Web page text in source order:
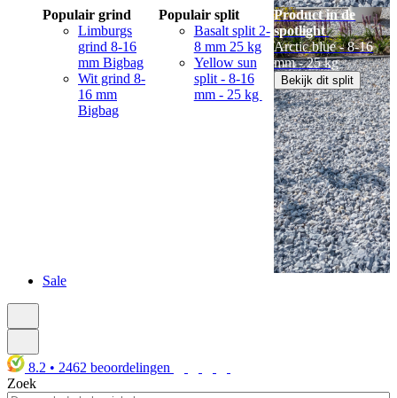
Populair grind
Limburgs
grind 8-16
mm Bigbag
Wit grind 8-
16 mm
Bigbag
Populair split
Basalt split 2-
8 mm 25 kg
Yellow sun
split - 8-16
mm - 25 kg
Product in de
spotlight
Arctic blue - 8-16
mm - 25 kg
Bekijk dit split
Sale
8.2 • 2462 beoordelingen
Zoek